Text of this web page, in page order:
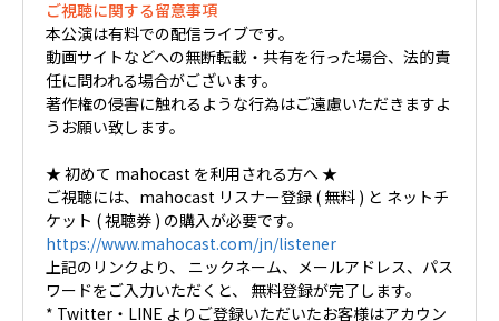
ご視聴に関する留意事項
本公演は有料での配信ライブです。
動画サイトなどへの無断転載・共有を行った場合、法的責
任に問われる場合がございます。
著作権の侵害に触れるような行為はご遠慮いただきますよ
うお願い致します。
★ 初めて mahocast を利用される方へ ★
ご視聴には、mahocast リスナー登録 ( 無料 ) と ネットチ
ケット ( 視聴券 ) の購入が必要です。
https://www.mahocast.com/jn/listener
上記のリンクより、 ニックネーム、メールアドレス、パス
ワードをご入力いただくと、 無料登録が完了します。
* Twitter・LINE よりご登録いただいたお客様はアカウン